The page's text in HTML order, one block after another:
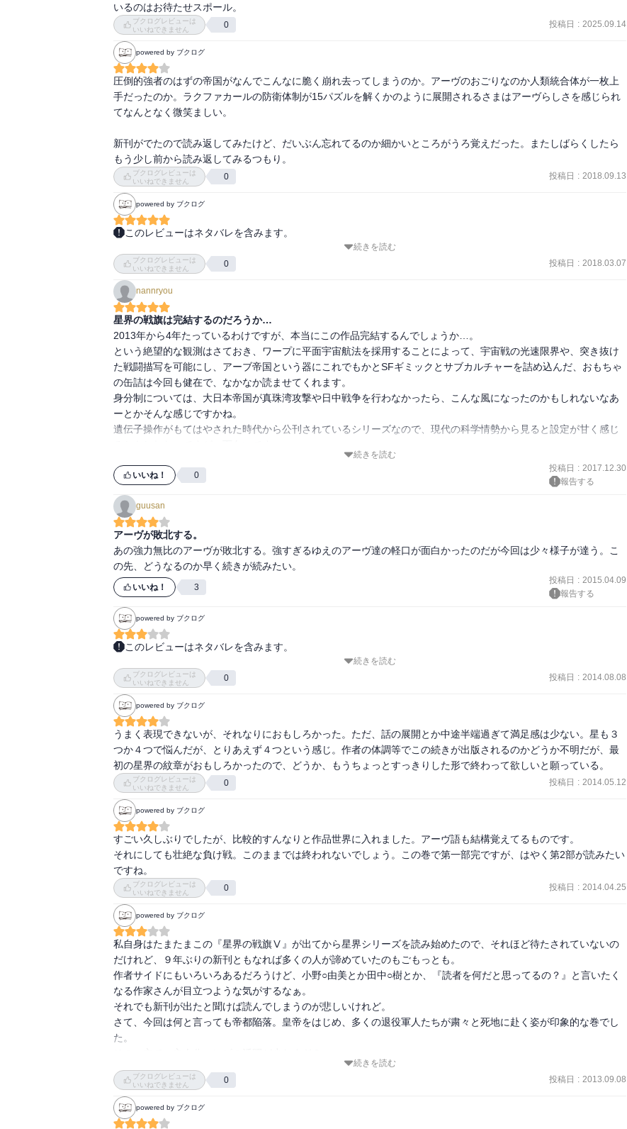
いるのはお待たせスポール。
ブクログレビューは
いいねできません
0 投稿日 : 2025.09.14
powered by ブクログ
圧倒的強者のはずの帝国がなんでこんなに脆く崩れ去ってしまうのか。アーヴのおごりなのか人類統合体が一枚上
手だったのか。ラクファカールの防衛体制が15パズルを解くかのように展開されるさまはアーヴらしさを感じられ
てなんとなく微笑ましい。
新刊がでたので読み返してみたけど、だいぶん忘れてるのか細かいところがうろ覚えだった。またしばらくしたら
もう少し前から読み返してみるつもり。
ブクログレビューは
いいねできません
0 投稿日 : 2018.09.13
powered by ブクログ
このレビューはネタバレを含みます。
もやもやしかなかった4巻から一転、物語は急展開を迎えます。
これぞスペースオペラ！の艦隊戦。危機に陥る帝国。
（地理的に）引き裂かれる姉と弟。
とうとうラフィールが皇太女になるというワクワクしかない第一部のラストです。
ジントは前巻より登場多め。
でもおそらく作者も読者もアーヴ並みの寿命がないと完結まで読むことはできない……
能力的にも優れているアーヴがなんでこうも簡単に侵略を許すのかちょっと疑問ですが（クリューヴ王国がハニア
連邦に囲まれてるのは分かってるのに……）細かい考察は詳しい方に任せるとして、面白かった！
特に206Pの2人の上皇の掛け合いが好き
続きを読む
ブクログレビューは
いいねできません
0 投稿日 : 2018.03.07
nannryou
星界の戦旗は完結するのだろうか…
2013年から4年たっているわけですが、本当にこの作品完結するんでしょうか…。
という絶望的な観測はさておき、ワープに平面宇宙航法を採用することによって、宇宙戦の光速限界や、突き抜け
た戦闘描写を可能にし、アーブ帝国という器にこれでもかとSFギミックとサブカルチャーを詰め込んだ、おもちゃ
の缶詰は今回も健在で、なかなか読ませてくれます。
身分制については、大日本帝国が真珠湾攻撃や日中戦争を行わなかったら、こんな風になったのかもしれないなあ
ーとかそんな感じですかね。
遺伝子操作がもてはやされた時代から公刊されているシリーズなので、現代の科学情勢から見ると設定が甘く感じ
続きを読みたい同士が購入して続刊がでることを期待して! 続きを読む
いいね！ 0
投稿日 : 2017.12.30
報告する
guusan
アーヴが敗北する。
あの強力無比のアーヴが敗北する。強すぎるゆえのアーヴ達の軽口が面白かったのだが今回は少々様子が達う。こ
の先、どうなるのか早く続きが続みたい。
いいね！ 3
投稿日 : 2015.04.09
報告する
powered by ブクログ
このレビューはネタバレを含みます。
遷都すべく避難を始めた皇帝の艦船も、あえなく散ります。
なぜ、消え行くものはこんなにも美しいのでしょう。
どうせならば未来は明るいほうがいいに決まっているのに。
またも「未来」を託されたジントとラフィール。
黙ってすっこんでいるはずもないアーヴがここからどう
帝都を再建し、その地位を回復させて、平和な状態に
なってゆくのか。
第二部の読みどころになってきますね。
あとがきを拝見して、著者の森岡さんが
ご病気でいらしたことを今頃知りました。
どんなことも生きていらしてこそ。
続きはまだ？と、読者は貪欲なので思いがちですが
ゆっくりお身体をいたわって頂いて、お元気でいらして
頂きたいと思います。
書き手様も読者も元気であってこそ、
一緒に歩いて行けるのですし。
続きを読む
ブクログレビューは
いいねできません
0 投稿日 : 2014.08.08
powered by ブクログ
うまく表現できないが、それなりにおもしろかった。ただ、話の展開とか中途半端過ぎて満足感は少ない。星も３
つか４つで悩んだが、とりあえず４つという感じ。作者の体調等でこの続きが出版されるのかどうか不明だが、最
初の星界の紋章がおもしろかったので、どうか、もうちょっとすっきりした形で終わって欲しいと願っている。
ブクログレビューは
いいねできません
0 投稿日 : 2014.05.12
powered by ブクログ
すごい久しぶりでしたが、比較的すんなりと作品世界に入れました。アーヴ語も結構覚えてるものです。
それにしても壮絶な負け戦。このままでは終われないでしょう。この巻で第一部完ですが、はやく第2部が読みたい
ですね。
ブクログレビューは
いいねできません
0 投稿日 : 2014.04.25
powered by ブクログ
私自身はたまたまこの『星界の戦旗Ⅴ』が出てから星界シリーズを読み始めたので、それほど待たされていないの
だけれど、９年ぶりの新刊ともなれば多くの人が諦めていたのもごもっとも。
作者サイドにもいろいろあるだろうけど、小野○由美とか田中○樹とか、『読者を何だと思ってるの？』と言いたく
なる作家さんが目立つような気がするなぁ。
それでも新刊が出たと聞けば読んでしまうのが悲しいけれど。
さて、今回は何と言っても帝都陥落。皇帝をはじめ、多くの退役軍人たちが粛々と死地に赴く姿が印象的な巻でし
た。
それとも、主人公たちの恋愛よりもアーヴの歴史記述にシフトしていくのかな？
何にしても、内容を忘れないうちに第２部が始まることを祈ります。
続きを読む
ブクログレビューは
いいねできません
0 投稿日 : 2013.09.08
powered by ブクログ